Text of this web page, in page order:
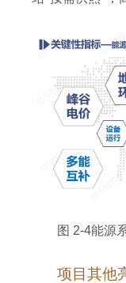
图 2-4能源
项目其他